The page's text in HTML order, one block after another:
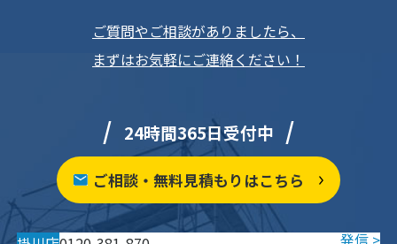
ご質問やご相談がありましたら、
まずはお気軽にご連絡ください！
24時間365日受付中
ご相談・無料見積もりはこちら